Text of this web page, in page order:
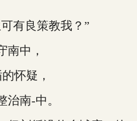
有良策教我？”
中，
怀疑，
南-中。